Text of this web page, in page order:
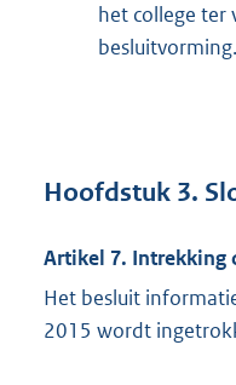
het college ter
besluitvorming.
Hoofdstuk 3.
Artikel 7. Intrekking
Het besluit
2015 wordt